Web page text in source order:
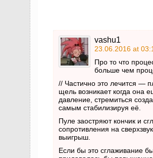
vashu1
23.06.2016 at
Про то что
больше чем
// Частично это лечится —
щель возникает когда она
давление, стремиться
самым стабилизируя её.
Пуле заостряют кончик и
сопротивления на
выигрыш.
Если бы это сглаживание